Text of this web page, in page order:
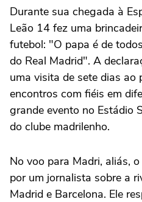
Durante sua chegada à
Leão 14 fez uma
futebol: "O papa é de
do Real Madrid". A
uma visita de sete dias ao
encontros com fiéis em
grande evento no Estádio
do clube madrilenho.
No voo para Madri, aliás,
por um jornalista sobre a
Madrid e Barcelona. Ele